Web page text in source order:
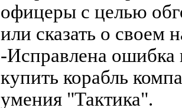
офицеры с целью
или сказать о своем
-Исправлена ошибка
купить корабль
умения "Тактика".